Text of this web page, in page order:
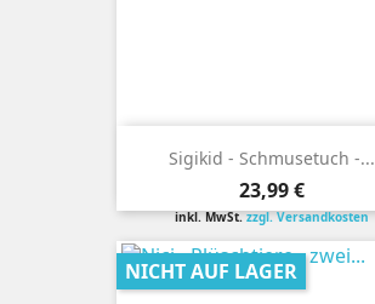
Sigikid - Schmusetuch -...
Preis
23,99 €
inkl. MwSt.zzgl. Versandkosten
NICHT AUF LAGER